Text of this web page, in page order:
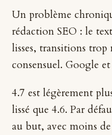
Un problème
rédaction SEO : le
lisses, transitions
consensuel. Google
4.7 est légèrement
lissé que 4.6. Par
au but, avec moins